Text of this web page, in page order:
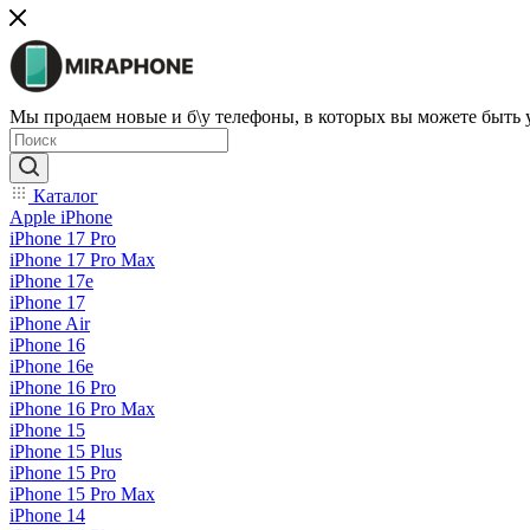
Мы продаем новые и б\у телефоны, в которых вы можете быть
Каталог
Apple iPhone
iPhone 17 Pro
iPhone 17 Pro Max
iPhone 17e
iPhone 17
iPhone Air
iPhone 16
iPhone 16e
iPhone 16 Pro
iPhone 16 Pro Max
iPhone 15
iPhone 15 Plus
iPhone 15 Pro
iPhone 15 Pro Max
iPhone 14